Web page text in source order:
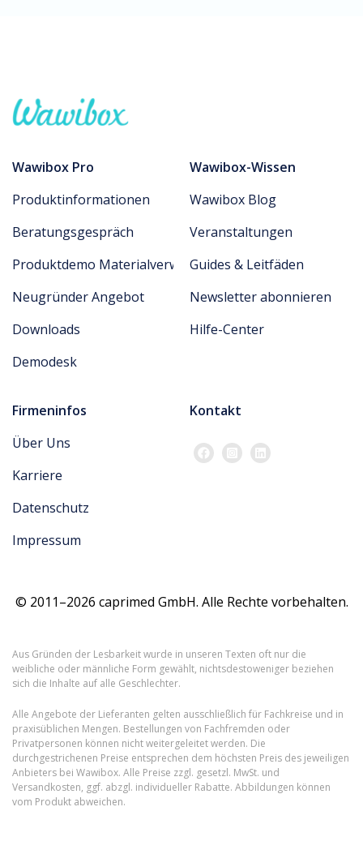
Wawibox Pro
Produktinformationen
Beratungsgespräch
Produktdemo Materialverwaltung
Neugründer Angebot
Downloads
Demodesk
Wawibox-Wissen
Wawibox Blog
Veranstaltungen
Guides & Leitfäden
Newsletter abonnieren
Hilfe-Center
Firmeninfos
Über Uns
Karriere
Datenschutz
Impressum
Kontakt
© 2011–2026 caprimed GmbH. Alle Rechte vorbehalten.
Aus Gründen der Lesbarkeit wurde in unseren Texten oft nur die
weibliche oder männliche Form gewählt, nichtsdestoweniger beziehen
sich die Inhalte auf alle Geschlechter.
Alle Angebote der Lieferanten gelten ausschließlich für Fachkreise und in
praxisüblichen Mengen. Bestellungen von Fachfremden oder
Privatpersonen können nicht weitergeleitet werden. Die
durchgestrichenen Preise entsprechen dem höchsten Preis des jeweiligen
Anbieters bei Wawibox. Alle Preise zzgl. gesetzl. MwSt. und
Versandkosten, ggf. abzgl. individueller Rabatte. Abbildungen können
vom Produkt abweichen.